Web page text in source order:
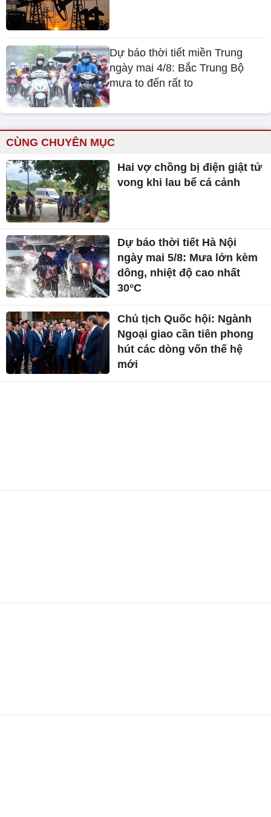
Dự báo thời tiết miền Trung
ngày mai 4/8: Bắc Trung Bộ
mưa to đến rất to
CÙNG CHUYÊN MỤC
Hai vợ chồng bị điện giật tử
vong khi lau bể cá cảnh
Dự báo thời tiết Hà Nội
ngày mai 5/8: Mưa lớn kèm
dông, nhiệt độ cao nhất
30°C
Chủ tịch Quốc hội: Ngành
Ngoại giao cần tiên phong
hút các dòng vốn thế hệ
mới